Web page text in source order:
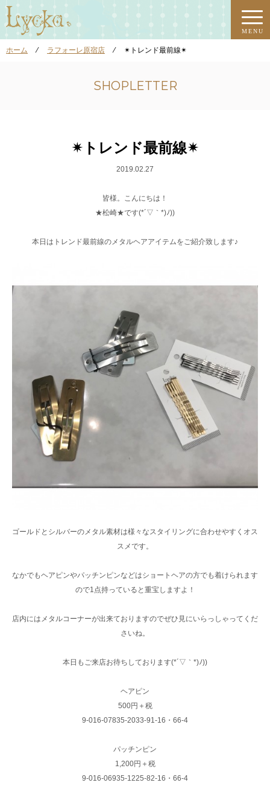
MENU
ホーム ⁄ ラフォーレ原宿店 ⁄ ✴︎トレンド最前線✴︎
SHOPLETTER
✴︎トレンド最前線✴︎
2019.02.27
皆様。こんにちは！
★松崎★です(*´▽｀*)ﾉ))
本日はトレンド最前線のメタルヘアアイテムをご紹介致します♪
ゴールドとシルバーのメタル素材は様々なスタイリングに合わせやすくオス
スメです。
なかでもヘアピンやパッチンピンなどはショートヘアの方でも着けられます
ので1点持っていると重宝しますよ！
店内にはメタルコーナーが出来ておりますのでぜひ見にいらっしゃってくだ
さいね。
本日もご来店お待ちしております(*´▽｀*)ﾉ))
ヘアピン
500円＋税
9-016-07835-2033-91-16・66-4
パッチンピン
1,200円＋税
9-016-06935-1225-82-16・66-4